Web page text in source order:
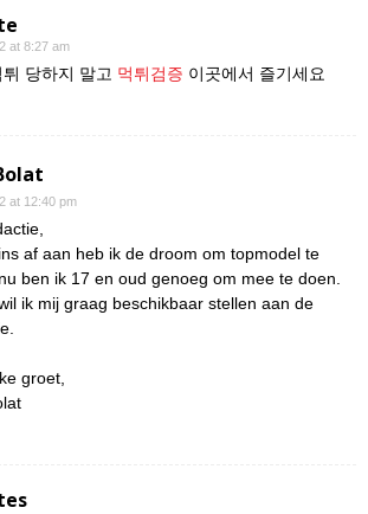
at 8:27 am
당하지 말고 먹튀검증 이곳에서 즐기세요
at 12:40 pm
af aan heb ik de droom om topmodel te
ben ik 17 en oud genoeg om mee te doen.
ik mij graag beschikbaar stellen aan de
groet,